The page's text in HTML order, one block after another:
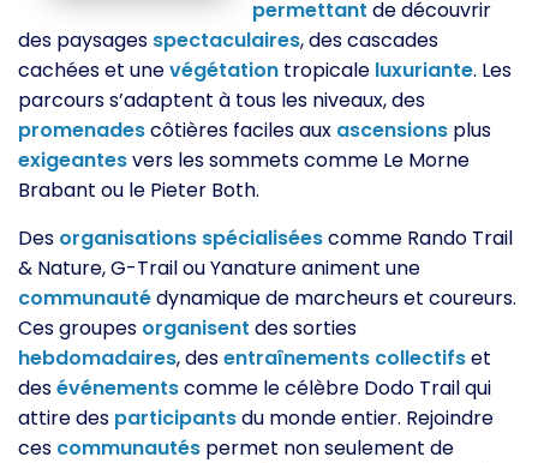
permettant de découvrir
des paysages spectaculaires, des cascades
cachées et unevégétation tropicale luxuriante. Les
parcours s’adaptent à tous les niveaux, des
promenadescôtières faciles aux ascensions plus
exigeantesvers les sommets comme Le Morne
Brabant ou le Pieter Both.
Des organisations spécialiséescomme Rando Trail
& Nature, G-Trail ou Yanature animent une
communautédynamique de marcheurs et coureurs.
Ces groupes organisent des sorties
hebdomadaires, desentraînements collectifset
desévénementscomme le célèbre Dodo Trail qui
attire des participantsdu monde entier. Rejoindre
ces communautés permet non seulement de